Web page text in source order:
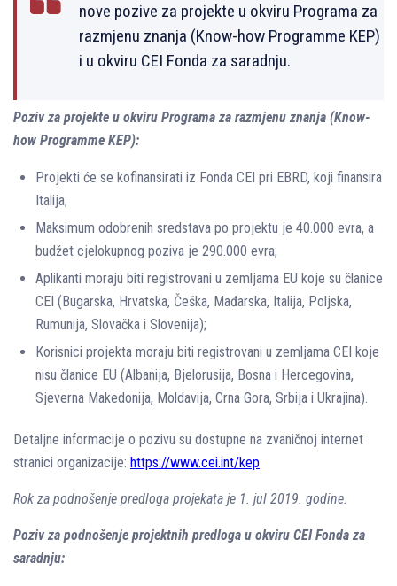
nove pozive za projekte u okviru Programa za
razmjenu znanja (Know-how Programme KEP)
i u okviru CEI Fonda za saradnju.
Poziv za projekte u okviru Programa za razmjenu znanja (Know-
how Programme KEP):
Projekti će se kofinansirati iz Fonda CEI pri EBRD, koji finansira
Italija;
Maksimum odobrenih sredstava po projektu je 40.000 evra, a
budžet cjelokupnog poziva je 290.000 evra;
Aplikanti moraju biti registrovani u zemljama EU koje su članice
CEI (Bugarska, Hrvatska, Češka, Mađarska, Italija, Poljska,
Rumunija, Slovačka i Slovenija);
Korisnici projekta moraju biti registrovani u zemljama CEI koje
nisu članice EU (Albanija, Bjelorusija, Bosna i Hercegovina,
Sjeverna Makedonija, Moldavija, Crna Gora, Srbija i Ukrajina).
Detaljne informacije o pozivu su dostupne na zvaničnoj internet
stranici organizacije: https://www.cei.int/kep
Rok za podnošenje predloga projekata je 1. jul 2019. godine.
Poziv za podnošenje projektnih predloga u okviru CEI Fonda za
saradnju: